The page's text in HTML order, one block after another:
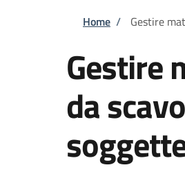
Briciole
Home / Gestire
Gestire
da